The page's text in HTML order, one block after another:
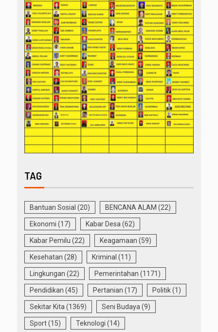
TAG
Bantuan Sosial (20) BENCANA ALAM (22)
Ekonomi (17) Kabar Desa(62)
Kabar Pemilu (22) Keagamaan (59)
Kesehatan (28) Kriminal (11)
Lingkungan (22) Pemerintahan (1171)
Pendidikan (45) Pertanian (17) Politik(1)
Sekitar Kita(1369) Seni Budaya(9)
Sport(15) Teknologi (14)